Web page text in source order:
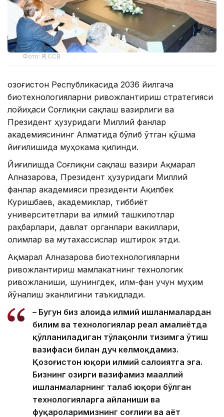
Фото: ҚР ССВ
Қозоғистон Республикасида 2036 йилгача
биотехнологияларни ривожлантириш стратегияси
лойиҳаси Соғлиқни сақлаш вазирлиги ва
Президент ҳузуридаги Миллий фанлар
академиясининг Алматида бўлиб ўтган қўшма
йиғилишида муҳокама қилинди.
Йиғилишда Соғлиқни сақлаш вазири Ақмарал
Алназарова, Президент ҳузуридаги Миллий
фанлар академияси президенти Ақилбек
Куришбаев, академиклар, тиббиёт
университетлари ва илмий ташкилотлар
раҳбарлари, давлат органлари вакиллари,
олимлар ва мутахассислар иштирок этди.
Ақмарал Алназарова биотехнологияларни
ривожлантириш мамлакатнинг технологик
ривожланиши, шунингдек, илм-фан учун муҳим
йўналиш эканлигини таъкидлади.
– Бугун биз алоҳида илмий ишланмалардан
билим ва технологиялар реал амалиётда
қўлланиладиган тўлақонли тизимга ўтиш
вазифаси билан дуч келмоқдамиз.
Қозоғистон юқори илмий салоҳиятга эга.
Бизнинг ҳозирги вазифамиз маҳаллий
ишланмаларнинг талаб юқори бўлган
технологияларга айланиши ва
фуқароларимизнинг соғлиғи ва ҳаёт